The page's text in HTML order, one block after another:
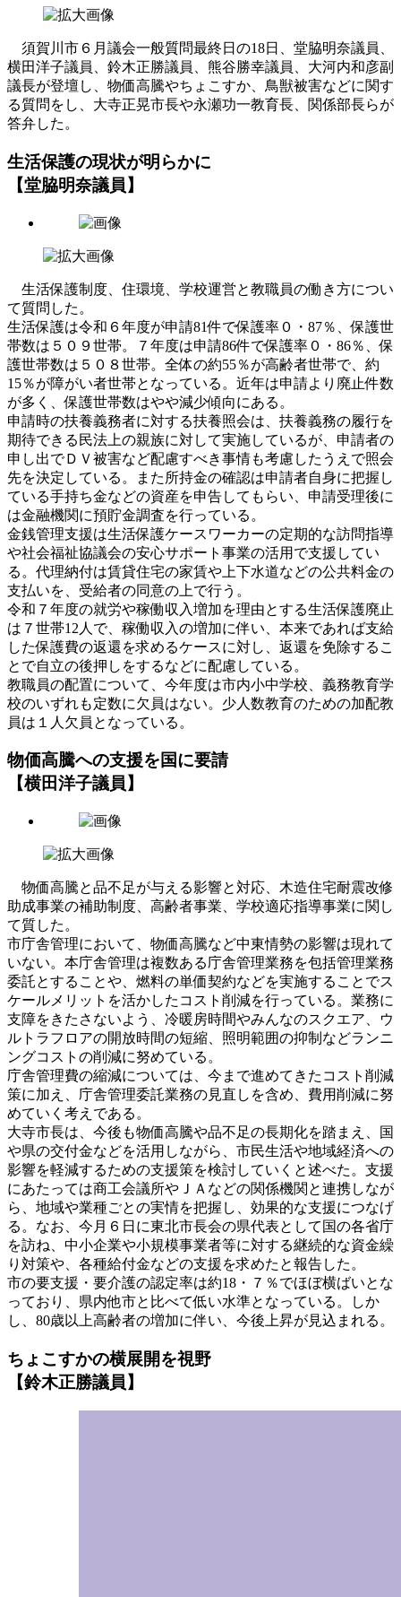
須賀川市６月議会一般質問最終日の18日、堂脇明奈議員、
横田洋子議員、鈴木正勝議員、熊谷勝幸議員、大河内和彦副
議長が登壇し、物価高騰やちょこすか、鳥獣被害などに関す
る質問をし、大寺正晃市長や永瀬功一教育長、関係部長らが
答弁した。
生活保護の現状が明らかに
【堂脇明奈議員】
生活保護制度、住環境、学校運営と教職員の働き方につい
て質問した。
生活保護は令和６年度が申請81件で保護率０・87％、保護世
帯数は５０９世帯。７年度は申請86件で保護率０・86％、保
護世帯数は５０８世帯。全体の約55％が高齢者世帯で、約
15％が障がい者世帯となっている。近年は申請より廃止件数
が多く、保護世帯数はやや減少傾向にある。
申請時の扶養義務者に対する扶養照会は、扶養義務の履行を
期待できる民法上の親族に対して実施しているが、申請者の
申し出でＤＶ被害など配慮すべき事情も考慮したうえで照会
先を決定している。また所持金の確認は申請者自身に把握し
ている手持ち金などの資産を申告してもらい、申請受理後に
は金融機関に預貯金調査を行っている。
金銭管理支援は生活保護ケースワーカーの定期的な訪問指導
や社会福祉協議会の安心サポート事業の活用で支援してい
る。代理納付は賃貸住宅の家賃や上下水道などの公共料金の
支払いを、受給者の同意の上で行う。
令和７年度の就労や稼働収入増加を理由とする生活保護廃止
は７世帯12人で、稼働収入の増加に伴い、本来であれば支給
した保護費の返還を求めるケースに対し、返還を免除するこ
とで自立の後押しをするなどに配慮している。
教職員の配置について、今年度は市内小中学校、義務教育学
校のいずれも定数に欠員はない。少人数教育のための加配教
員は１人欠員となっている。
物価高騰への支援を国に要請
【横田洋子議員】
物価高騰と品不足が与える影響と対応、木造住宅耐震改修
助成事業の補助制度、高齢者事業、学校適応指導事業に関し
て質した。
市庁舎管理において、物価高騰など中東情勢の影響は現れて
いない。本庁舎管理は複数ある庁舎管理業務を包括管理業務
委託とすることや、燃料の単価契約などを実施することでス
ケールメリットを活かしたコスト削減を行っている。業務に
支障をきたさないよう、冷暖房時間やみんなのスクエア、ウ
ルトラフロアの開放時間の短縮、照明範囲の抑制などランニ
ングコストの削減に努めている。
庁舎管理費の縮減については、今まで進めてきたコスト削減
策に加え、庁舎管理委託業務の見直しを含め、費用削減に努
めていく考えである。
大寺市長は、今後も物価高騰や品不足の長期化を踏まえ、国
や県の交付金などを活用しながら、市民生活や地域経済への
影響を軽減するための支援策を検討していくと述べた。支援
にあたっては商工会議所やＪＡなどの関係機関と連携しなが
ら、地域や業種ごとの実情を把握し、効果的な支援につなげ
る。なお、今月６日に東北市長会の県代表として国の各省庁
を訪ね、中小企業や小規模事業者等に対する継続的な資金繰
り対策や、各種給付金などの支援を求めたと報告した。
市の要支援・要介護の認定率は約18・７％でほぼ横ばいとな
っており、県内他市と比べて低い水準となっている。しか
し、80歳以上高齢者の増加に伴い、今後上昇が見込まれる。
ちょこすかの横展開を視野
【鈴木正勝議員】